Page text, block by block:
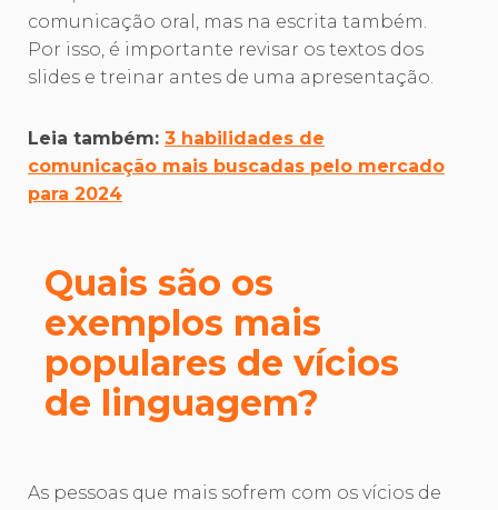
comunicação oral, mas na escrita também.
Por isso, é importante revisar os textos dos
slides e treinar antes de uma apresentação.
Leia também: 3 habilidades de
comunicação mais buscadas pelo mercado
para 2024
Quais são os
exemplos mais
populares de vícios
de linguagem?
As pessoas que mais sofrem com os vícios de